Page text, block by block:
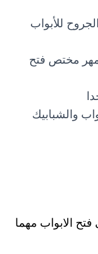
للأبواب
أمهر مختص فتح
والشبابيك
الابواب مهما